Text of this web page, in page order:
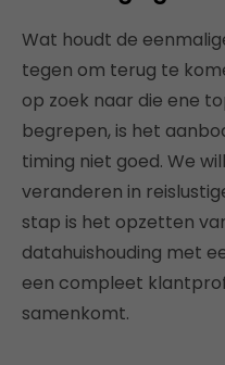
Wat houdt de
tegen om terug te
op zoek naar die ene
begrepen, is het
timing niet goed. We
veranderen in
stap is het opzetten
datahuishouding met
een compleet
samenkomt.